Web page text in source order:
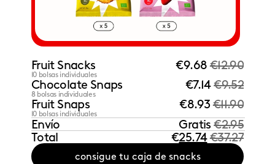
Chocolate Snaps €7.14 €9.52
8 bolsas individuales
Fruit Snacks €9.68 €12.90
10 bolsas individuales
Fruit Snaps €8.93 €11.90
10 bolsas individuales
Envío Gratis €2.95
Total
€25.74€37.27
consigue tu caja de snacks